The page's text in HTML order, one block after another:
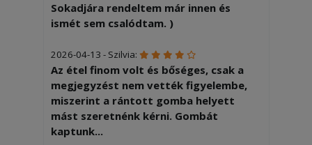
Sokadjára rendeltem már innen és
ismét sem csalódtam. )
2026-04-13 - Szilvia:
Az étel finom volt és bőséges, csak a
megjegyzést nem vették figyelembe,
miszerint a rántott gomba helyett
mást szeretnénk kérni. Gombát
kaptunk...